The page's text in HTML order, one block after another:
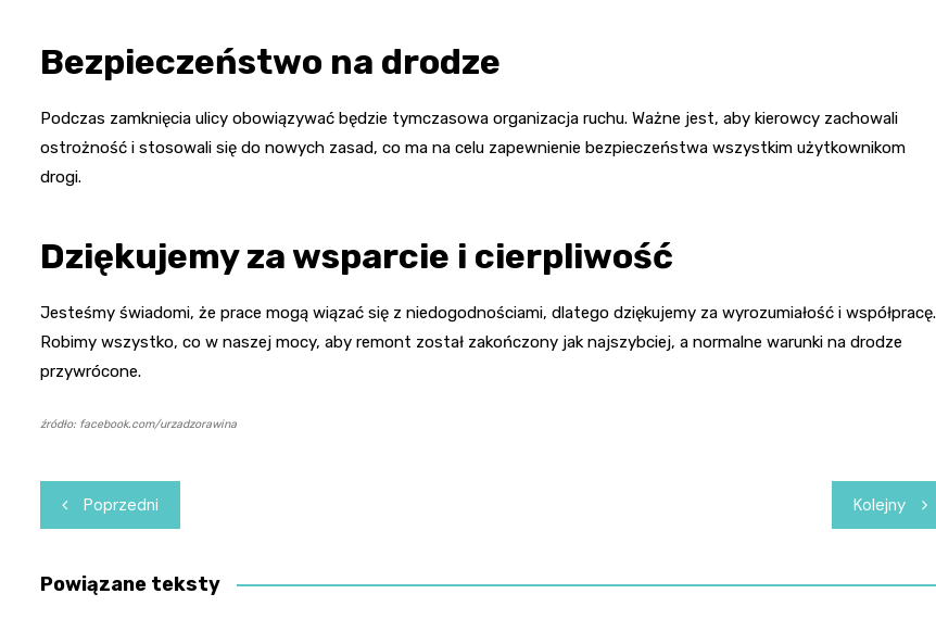
Bezpieczeństwo na drodze
Podczas zamknięcia ulicy obowiązywać będzie tymczasowa organizacja ruchu. Ważne jest, aby kierowcy zachowali
ostrożność i stosowali się do nowych zasad, co ma na celu zapewnienie bezpieczeństwa wszystkim użytkownikom
drogi.
Dziękujemy za wsparcie i cierpliwość
Jesteśmy świadomi, że prace mogą wiązać się z niedogodnościami, dlatego dziękujemy za wyrozumiałość i współpracę.
Robimy wszystko, co w naszej mocy, aby remont został zakończony jak najszybciej, a normalne warunki na drodze
przywrócone.
źródło: facebook.com/urzadzorawina
Nawigacja
wpisu
Poprzedni Kolejny
Powiązane teksty